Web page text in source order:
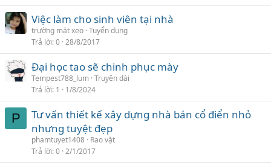
Việc làm cho sinh viên tại nhà
trường mặt xẹo Tuyển dụng
Trả lời 0 28/8/2017
Đại học tao sẽ chinh phục mày
Tempest788_lum Truyện dài
Trả lời 1 1/8/2024
P
Tư vấn thiết kế xây dựng nhà bán cổ điển nhỏ
nhưng tuyệt đẹp
phamtuyet1408 Rao vặt
Trả lời 0 2/1/2017